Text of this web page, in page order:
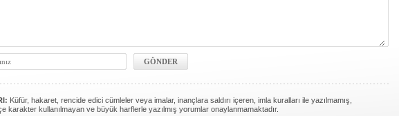
Küfür, hakaret, rencide edici cümleler veya imalar, inançlara saldırı içeren, imla kuralları ile yazılmamış,
karakter kullanılmayan ve büyük harflerle yazılmış yorumlar onaylanmamaktadır.